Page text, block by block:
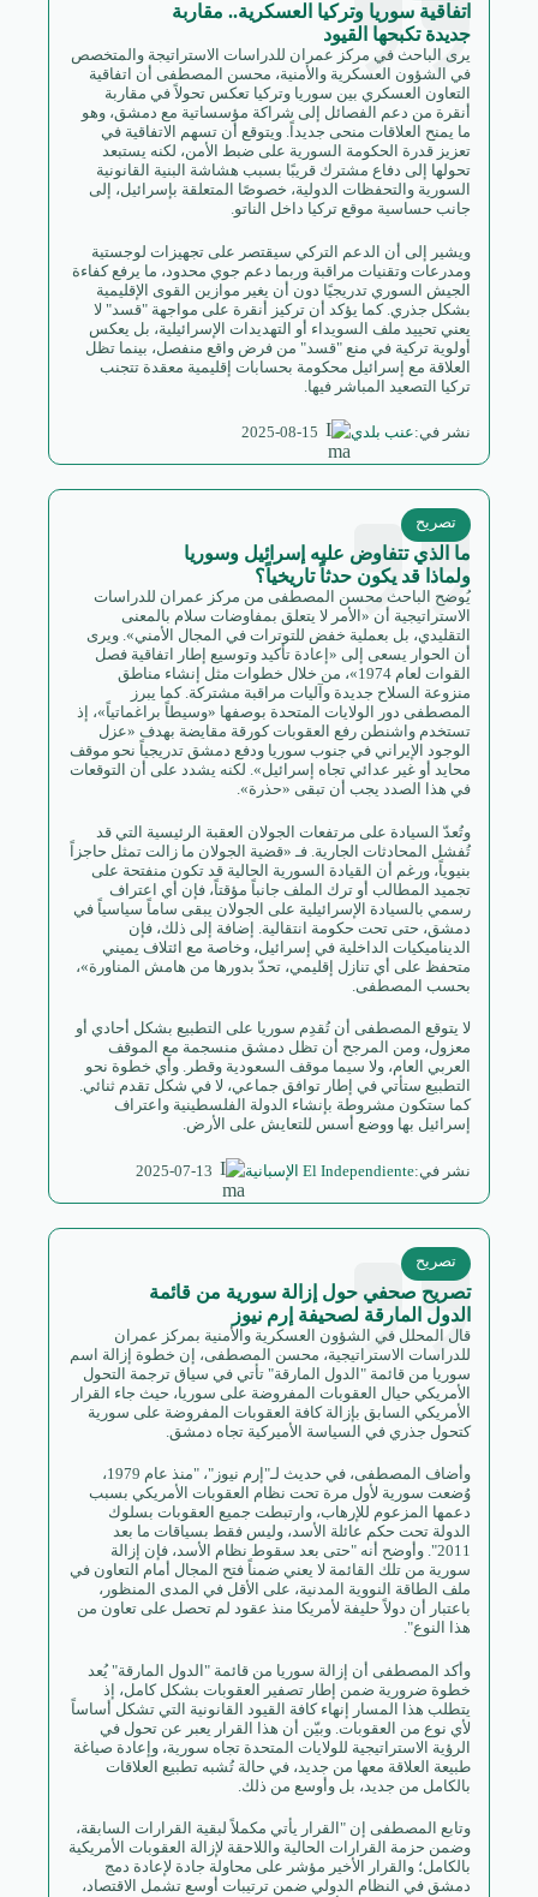
اتفاقية سوريا وتركيا العسكرية.. مقاربة
جديدة تكبحها القيود
يرى الباحث في مركز عمران للدراسات الاستراتيجة والمتخصص
في الشؤون العسكرية والأمنية، محسن المصطفى أن اتفاقية
التعاون العسكري بين سوريا وتركيا تعكس تحولاً في مقاربة
أنقرة من دعم الفصائل إلى شراكة مؤسساتية مع دمشق، وهو
ما يمنح العلاقات منحى جديداً. ويتوقع أن تسهم الاتفاقية في
تعزيز قدرة الحكومة السورية على ضبط الأمن، لكنه يستبعد
تحولها إلى دفاع مشترك قريبًا بسبب هشاشة البنية القانونية
السورية والتحفظات الدولية، خصوصًا المتعلقة بإسرائيل، إلى
جانب حساسية موقع تركيا داخل الناتو.
ويشير إلى أن الدعم التركي سيقتصر على تجهيزات لوجستية
ومدرعات وتقنيات مراقبة وربما دعم جوي محدود، ما يرفع كفاءة
الجيش السوري تدريجيًا دون أن يغير موازين القوى الإقليمية
بشكل جذري. كما يؤكد أن تركيز أنقرة على مواجهة "قسد" لا
يعني تحييد ملف السويداء أو التهديدات الإسرائيلية، بل يعكس
أولوية تركية في منع "قسد" من فرض واقع منفصل، بينما تظل
العلاقة مع إسرائيل محكومة بحسابات إقليمية معقدة تتجنب
تركيا التصعيد المباشر فيها.
نشر في:عنب بلدي 2025-08-15
ما الذي تتفاوض عليه إسرائيل وسوريا
ولماذا قد يكون حدثاً تاريخياً؟
تصريح
يُوضح الباحث محسن المصطفى من مركز عمران للدراسات
الاستراتيجية أن «الأمر لا يتعلق بمفاوضات سلام بالمعنى
التقليدي، بل بعملية خفض للتوترات في المجال الأمني». ويرى
أن الحوار يسعى إلى «إعادة تأكيد وتوسيع إطار اتفاقية فصل
القوات لعام 1974»، من خلال خطوات مثل إنشاء مناطق
منزوعة السلاح جديدة وآليات مراقبة مشتركة. كما يبرز
المصطفى دور الولايات المتحدة بوصفها «وسيطاً براغماتياً»، إذ
تستخدم واشنطن رفع العقوبات كورقة مقايضة بهدف «عزل
الوجود الإيراني في جنوب سوريا ودفع دمشق تدريجياً نحو موقف
محايد أو غير عدائي تجاه إسرائيل». لكنه يشدد على أن التوقعات
في هذا الصدد يجب أن تبقى «حذرة».
وتُعدّ السيادة على مرتفعات الجولان العقبة الرئيسية التي قد
تُفشل المحادثات الجارية. فـ «قضية الجولان ما زالت تمثل حاجزاً
بنيوياً، ورغم أن القيادة السورية الحالية قد تكون منفتحة على
تجميد المطالب أو ترك الملف جانباً مؤقتاً، فإن أي اعتراف
رسمي بالسيادة الإسرائيلية على الجولان يبقى ساماً سياسياً في
دمشق، حتى تحت حكومة انتقالية. إضافة إلى ذلك، فإن
الديناميكيات الداخلية في إسرائيل، وخاصة مع ائتلاف يميني
متحفظ على أي تنازل إقليمي، تحدّ بدورها من هامش المناورة»،
بحسب المصطفى.
لا يتوقع المصطفى أن تُقدِم سوريا على التطبيع بشكل أحادي أو
معزول، ومن المرجح أن تظل دمشق منسجمة مع الموقف
العربي العام، ولا سيما موقف السعودية وقطر. وأي خطوة نحو
التطبيع ستأتي في إطار توافق جماعي، لا في شكل تقدم ثنائي.
كما ستكون مشروطة بإنشاء الدولة الفلسطينية واعتراف
إسرائيل بها ووضع أسس للتعايش على الأرض.
نشر في:El Independiente الإسبانية 2025-07-13
تصريح صحفي حول إزالة سورية من قائمة
الدول المارقة لصحيفة إرم نيوز
تصريح
قال المحلل في الشؤون العسكرية والأمنية بمركز عمران
للدراسات الاستراتيجية، محسن المصطفى، إن خطوة إزالة اسم
سوريا من قائمة "الدول المارقة" تأتي في سياق ترجمة التحول
الأمريكي حيال العقوبات المفروضة على سوريا، حيث جاء القرار
الأمريكي السابق بإزالة كافة العقوبات المفروضة على سورية
كتحول جذري في السياسة الأميركية تجاه دمشق.
وأضاف المصطفى، في حديث لـ"إرم نيوز"، "منذ عام 1979،
وُضعت سورية لأول مرة تحت نظام العقوبات الأمريكي بسبب
دعمها المزعوم للإرهاب، وارتبطت جميع العقوبات بسلوك
الدولة تحت حكم عائلة الأسد، وليس فقط بسياقات ما بعد
2011". وأوضح أنه "حتى بعد سقوط نظام الأسد، فإن إزالة
سورية من تلك القائمة لا يعني ضمناً فتح المجال أمام التعاون في
ملف الطاقة النووية المدنية، على الأقل في المدى المنظور،
باعتبار أن دولاً حليفة لأمريكا منذ عقود لم تحصل على تعاون من
هذا النوع".
وأكد المصطفى أن إزالة سوريا من قائمة "الدول المارقة" يُعد
خطوة ضرورية ضمن إطار تصفير العقوبات بشكل كامل، إذ
يتطلب هذا المسار إنهاء كافة القيود القانونية التي تشكل أساساً
لأي نوع من العقوبات. وبيّن أن هذا القرار يعبر عن تحول في
الرؤية الاستراتيجية للولايات المتحدة تجاه سورية، وإعادة صياغة
طبيعة العلاقة معها من جديد، في حالة تُشبه تطبيع العلاقات
بالكامل من جديد، بل وأوسع من ذلك.
وتابع المصطفى إن "القرار يأتي مكملاً لبقية القرارات السابقة،
وضمن حزمة القرارات الحالية واللاحقة لإزالة العقوبات الأمريكية
بالكامل؛ والقرار الأخير مؤشر على محاولة جادة لإعادة دمج
دمشق في النظام الدولي ضمن ترتيبات أوسع تشمل الاقتصاد،